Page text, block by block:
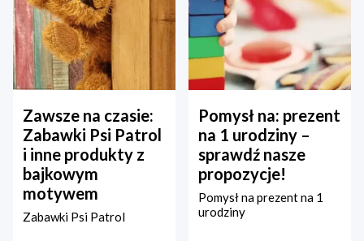
Zawsze na czasie:
Zabawki Psi Patrol
i inne produkty z
bajkowym
motywem
Zabawki Psi Patrol
Pomysł na: prezent
na 1 urodziny –
sprawdź nasze
propozycje!
Pomysł na prezent na 1
urodziny